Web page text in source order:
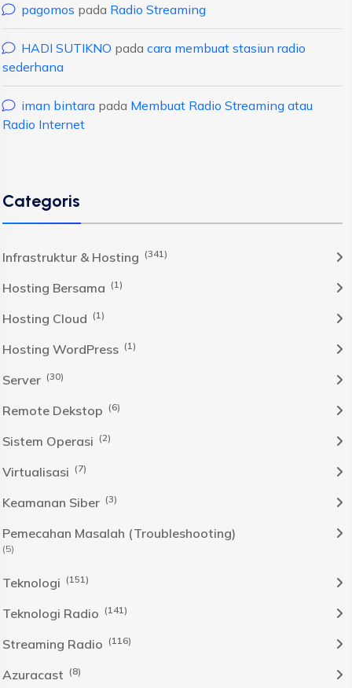
pagomos pada Radio Streaming
HADI SUTIKNO pada cara membuat stasiun radio
sederhana
iman bintara pada Membuat Radio Streaming atau
Radio Internet
Categoris
Infrastruktur & Hosting (341)
Hosting Bersama (1)
Hosting Cloud (1)
Hosting WordPress (1)
Server (30)
Remote Dekstop (6)
Sistem Operasi (2)
Virtualisasi (7)
Keamanan Siber (3)
Pemecahan Masalah (Troubleshooting)
(5)
Teknologi (151)
Teknologi Radio (141)
Streaming Radio (116)
Azuracast (8)